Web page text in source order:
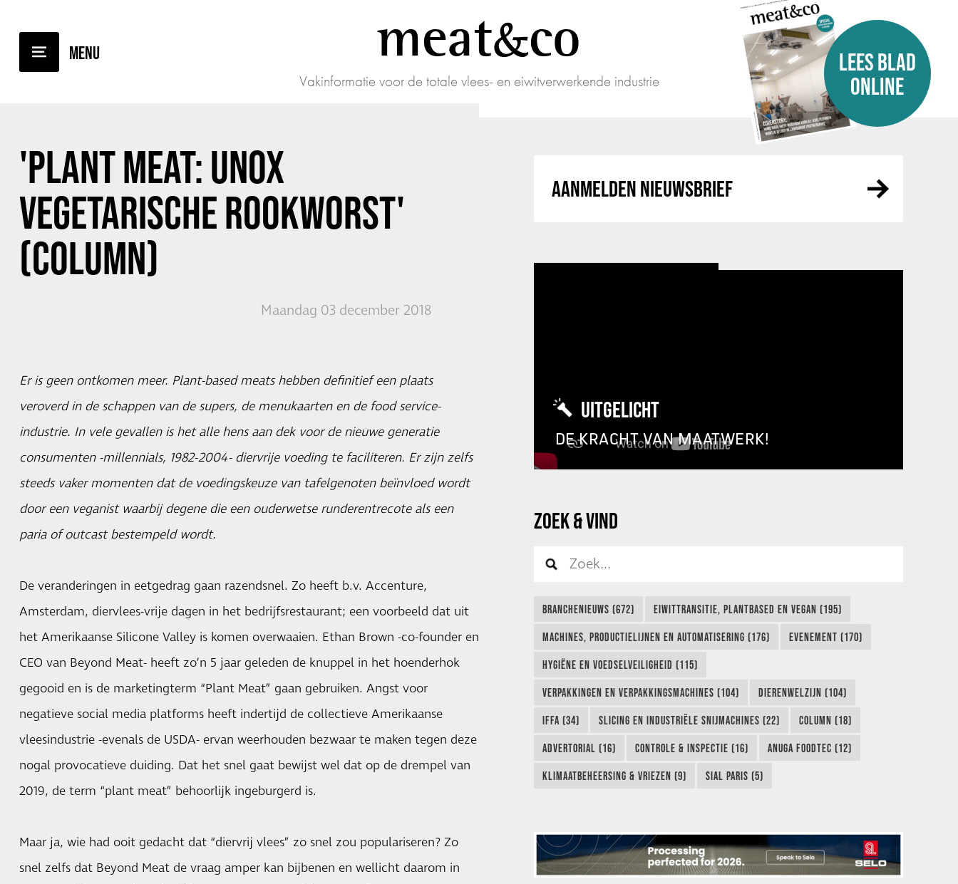
meatco
Vakinformatie voor de totale vlees- en eiwitverwerkende industrie
LEES BLAD
ONLINE
'PLANT MEAT: UNOX
VEGETARISCHE ROOKWORST'
(COLUMN)
Maandag 03 december 2018
Er is geen ontkomen meer. Plant-based meats hebben definitief een plaats
veroverd in de schappen van de supers, de menukaarten en de food service-
industrie. In vele gevallen is het alle hens aan dek voor de nieuwe generatie
consumenten -millennials, 1982-2004- diervrije voeding te faciliteren. Er zijn zelfs
steeds vaker momenten dat de voedingskeuze van tafelgenoten beïnvloed wordt
door een veganist waarbij degene die een ouderwetse runderentrecote als een
paria of outcast bestempeld wordt.
De veranderingen in eetgedrag gaan razendsnel. Zo heeft b.v. Accenture,
Amsterdam, diervlees-vrije dagen in het bedrijfsrestaurant; een voorbeeld dat uit
het Amerikaanse Silicone Valley is komen overwaaien. Ethan Brown -co-founder en
CEO van Beyond Meat- heeft zo’n 5 jaar geleden de knuppel in het hoenderhok
gegooid en is de marketingterm “Plant Meat” gaan gebruiken. Angst voor
negatieve social media platforms heeft indertijd de collectieve Amerikaanse
vleesindustrie -evenals de USDA- ervan weerhouden bezwaar te maken tegen deze
nogal provocatieve duiding. Dat het snel gaat bewijst wel dat op de drempel van
2019, de term “plant meat” behoorlijk ingeburgerd is.
Maar ja, wie had ooit gedacht dat “diervrij vlees” zo snel zou populariseren? Zo
snel zelfs dat Beyond Meat de vraag amper kan bijbenen en wellicht daarom in
AANMELDEN NIEUWSBRIEF
UITGELICHT
DE KRACHT VAN MAATWERK!
ZOEK & VIND
BRANCHENIEUWS (672) EIWITTRANSITIE, PLANTBASED EN VEGAN (195)
MACHINES, PRODUCTIELIJNEN EN AUTOMATISERING (176) EVENEMENT (170)
HYGIËNE EN VOEDSELVEILIGHEID (115)
VERPAKKINGEN EN VERPAKKINGSMACHINES (104) DIERENWELZIJN (104)
IFFA (34) SLICING EN INDUSTRIËLE SNIJMACHINES (22) COLUMN (18)
ADVERTORIAL (16) CONTROLE & INSPECTIE (16) ANUGA FOODTEC (12)
KLIMAATBEHEERSING & VRIEZEN (9) SIAL PARIS (5)